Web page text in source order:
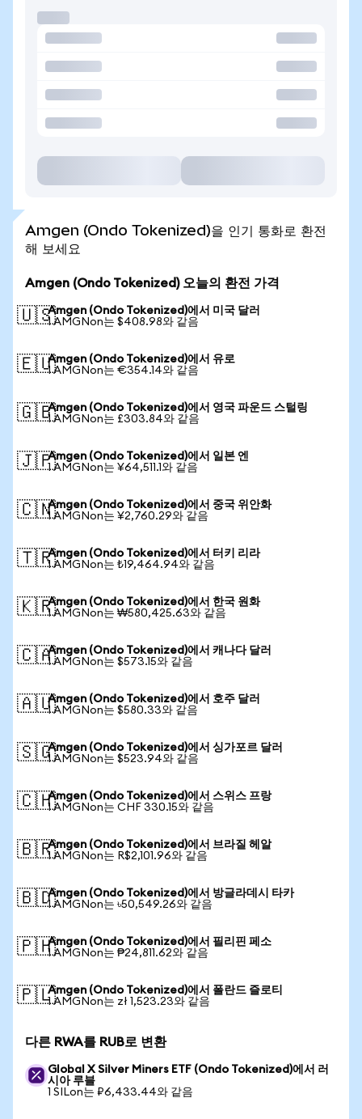
Amgen (Ondo Tokenized)을 인기 통화로 환전
해 보세요
Amgen (Ondo Tokenized) 오늘의 환전 가격
🇺🇸Amgen (Ondo Tokenized)에서 미국 달러
1 AMGNon는 $408.98와 같음
🇪🇺Amgen (Ondo Tokenized)에서 유로
1 AMGNon는 €354.14와 같음
🇬🇧Amgen (Ondo Tokenized)에서 영국 파운드 스털링
1 AMGNon는 £303.84와 같음
🇯🇵Amgen (Ondo Tokenized)에서 일본 엔
1 AMGNon는 ¥64,511.1와 같음
🇨🇳Amgen (Ondo Tokenized)에서 중국 위안화
1 AMGNon는 ¥2,760.29와 같음
🇹🇷Amgen (Ondo Tokenized)에서 터키 리라
1 AMGNon는 ₺19,464.94와 같음
🇰🇷Amgen (Ondo Tokenized)에서 한국 원화
1 AMGNon는 ₩580,425.63와 같음
🇨🇦Amgen (Ondo Tokenized)에서 캐나다 달러
1 AMGNon는 $573.15와 같음
🇦🇺Amgen (Ondo Tokenized)에서 호주 달러
1 AMGNon는 $580.33와 같음
🇸🇬Amgen (Ondo Tokenized)에서 싱가포르 달러
1 AMGNon는 $523.94와 같음
🇨🇭Amgen (Ondo Tokenized)에서 스위스 프랑
1 AMGNon는 CHF 330.15와 같음
🇧🇷Amgen (Ondo Tokenized)에서 브라질 헤알
1 AMGNon는 R$2,101.96와 같음
🇧🇩Amgen (Ondo Tokenized)에서 방글라데시 타카
1 AMGNon는 ৳50,549.26와 같음
🇵🇭Amgen (Ondo Tokenized)에서 필리핀 페소
1 AMGNon는 ₱24,811.62와 같음
🇵🇱Amgen (Ondo Tokenized)에서 폴란드 즐로티
1 AMGNon는 zł 1,523.23와 같음
다른 RWA를 RUB로 변환
Global X Silver Miners ETF (Ondo Tokenized)에서 러
시아 루블
1 SILon는 ₽6,433.44와 같음